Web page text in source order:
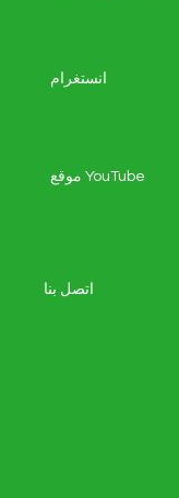
انستغرام
موقع YouTube
اتصل بنا